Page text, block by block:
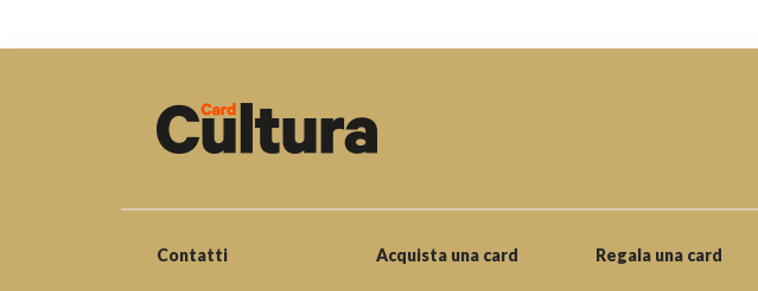
Contatti Acquista una card Regala una card